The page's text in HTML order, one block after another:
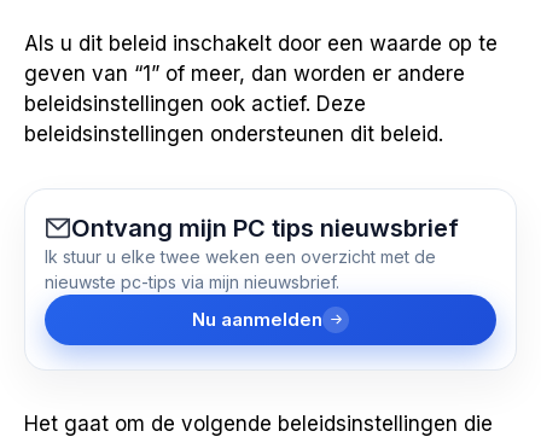
Als u dit beleid inschakelt door een waarde op te
geven van “1” of meer, dan worden er andere
beleidsinstellingen ook actief. Deze
beleidsinstellingen ondersteunen dit beleid.
Ontvang mijn PC tips nieuwsbrief
Ik stuur u elke twee weken een overzicht met de
nieuwste pc-tips via mijn nieuwsbrief.
Nu aanmelden
Het gaat om de volgende beleidsinstellingen die